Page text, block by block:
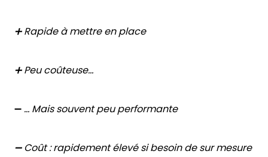
➕ Rapide à mettre en place
➕ Peu coûteuse…
➖ … Mais souvent peu performante
➖ Coût : rapidement élevé si besoin de sur mesure